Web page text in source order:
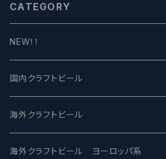
CATEGORY
NEW！！
国内クラフトビール
UCHU BREWING -うちゅうブルーイング
バテレ -VERTERE
海外クラフトビール
Modern Times モダンタイムズ
海外クラフトビール ヨーロッパ系